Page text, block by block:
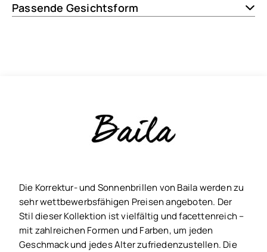
Passende Gesichtsform
Die Korrektur- und Sonnenbrillen von Baila werden zu
sehr wettbewerbsfähigen Preisen angeboten. Der
Stil dieser Kollektion ist vielfältig und facettenreich –
mit zahlreichen Formen und Farben, um jeden
Geschmack und jedes Alter zufriedenzustellen. Die